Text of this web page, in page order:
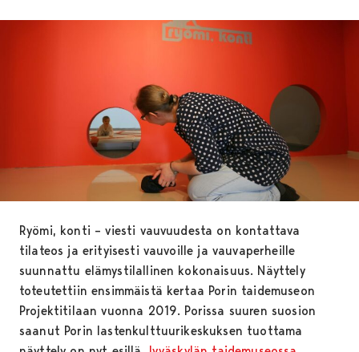
Ryömi, konti – viesti vauvuudesta on kontattava
tilateos ja erityisesti vauvoille ja vauvaperheille
suunnattu elämystilallinen kokonaisuus. Näyttely
toteutettiin ensimmäistä kertaa Porin taidemuseon
Projektitilaan vuonna 2019. Porissa suuren suosion
saanut Porin lastenkulttuurikeskuksen tuottama